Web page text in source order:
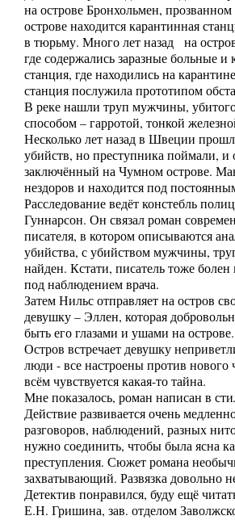
на острове Бронхольмен,
острове находится карантинная
в тюрьму. Много лет назад на
где содержались заразные больные и
станция, где находились на
станция послужила прототипом
В реке нашли труп мужчины,
способом – гарротой, тонкой
Несколько лет назад в Швеции
убийств, но преступника поймали, и
заключённый на Чумном острове.
нездоров и находится под
Расследование ведёт констебль
Гуннарсон. Он связал роман
писателя, в котором описываются
убийства, с убийством мужчины,
найден. Кстати, писатель тоже болен
под наблюдением врача.
Затем Нильс отправляет на остров
девушку – Эллен, которая
быть его глазами и ушами на острове.
Остров встречает девушку
люди - все настроены против нового
всём чувствуется какая-то тайна.
Мне показалось, роман написан в
Действие развивается очень
разговоров, наблюдений, разных
нужно соединить, чтобы была ясна
преступления. Сюжет романа
захватывающий. Развязка довольно
Детектив понравился, буду ещё
Е.Н. Гришина, зав. отделом